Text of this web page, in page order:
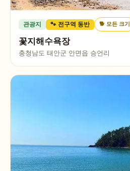
관광지 🐾 전구역 동반 🐕 모든 크기
꽃지해수욕장
충청남도 태안군 안면읍 승언리